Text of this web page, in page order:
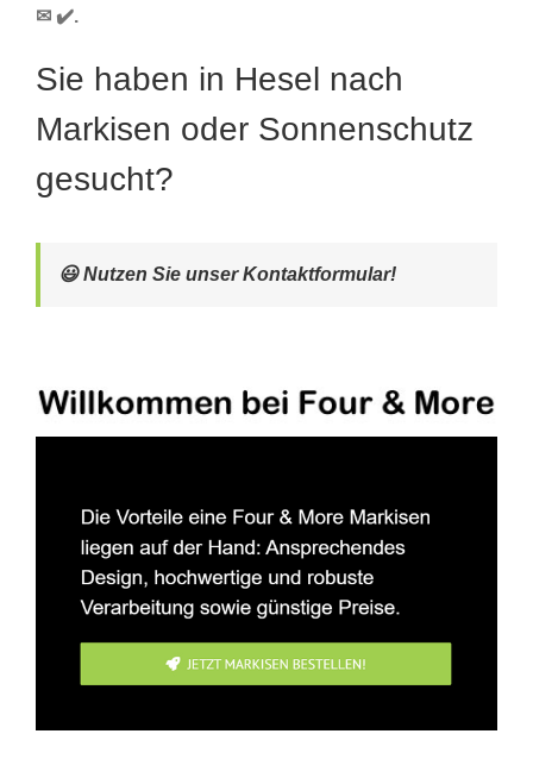
✉ ✔️.
Sie haben in Hesel nach
Markisen oder Sonnenschutz
gesucht?
😃 Nutzen Sie unser Kontaktformular!